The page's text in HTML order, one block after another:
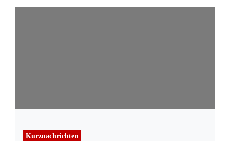
Kurznachrichten